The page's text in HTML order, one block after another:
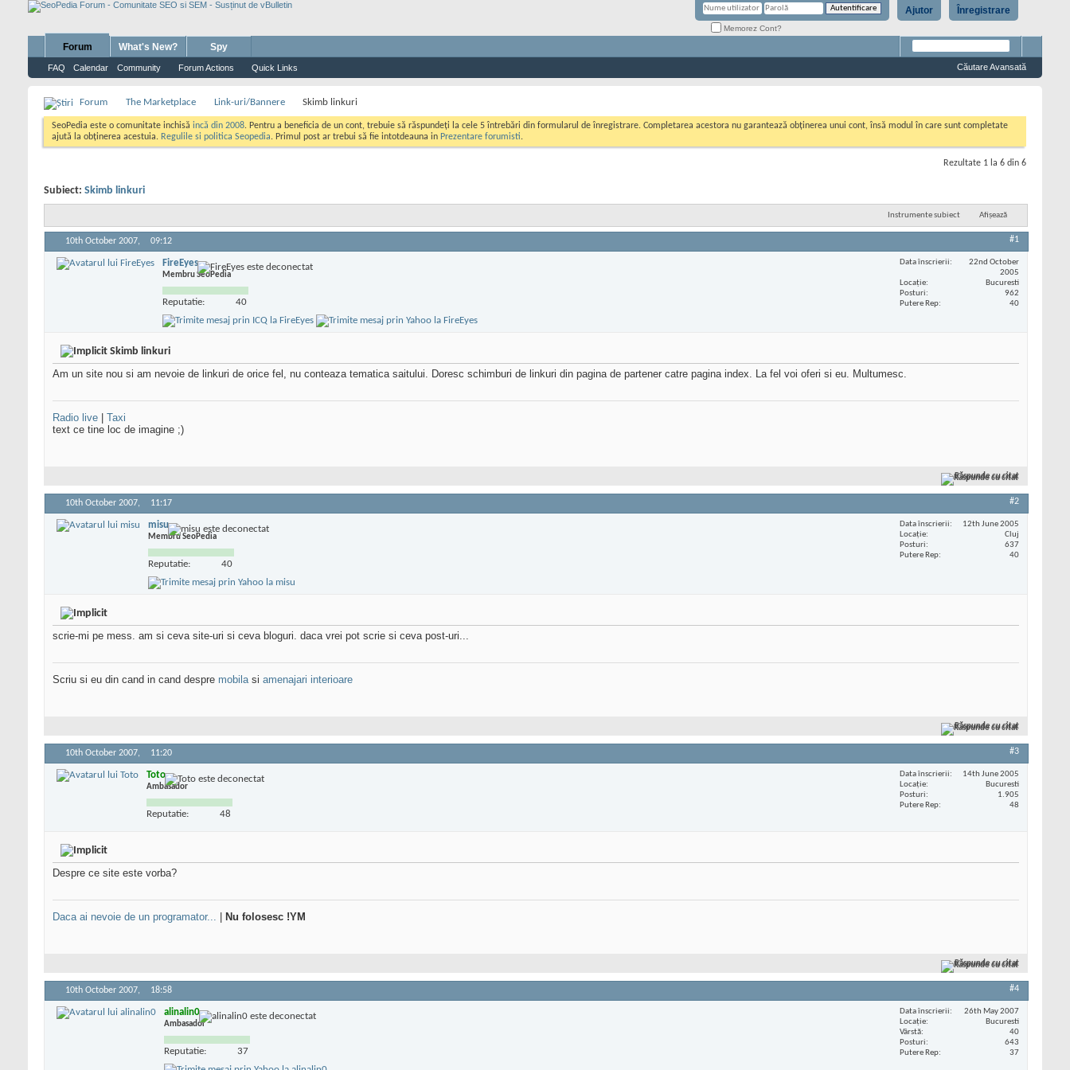
Înregistrare
Ajutor
Memorez Cont?
Forum
FAQ Calendar Community Forum Actions Quick Links
What's New? Spy
Căutare Avansată
Forum The Marketplace Link-uri/Bannere Skimb linkuri
SeoPedia este o comunitate inchisă incă din 2008. Pentru a beneficia de un cont, trebuie să răspundeți la cele 5 întrebări din formularul de înregistrare. Completarea acestora nu garantează obținerea unui cont, însă modul în care sunt completate
ajută la obținerea acestuia. Regulile si politica Seopedia. Primul post ar trebui să fie intotdeauna in Prezentare forumisti.
Rezultate 1 la 6 din 6
Subiect: Skimb linkuri
Instrumente subiect Afișează
10th October 2007, 09:12 #1
FireEyes
Membru SeoPedia
Reputatie: 40
Data înscrierii
22nd October
2005
Locaţie
Bucuresti
Posturi
962
Putere Rep
40
Skimb linkuri
Am un site nou si am nevoie de linkuri de orice fel, nu conteaza tematica saitului. Doresc schimburi de linkuri din pagina de partener catre pagina index. La fel voi oferi si eu. Multumesc.
Radio live
Taxi
text ce tine loc de imagine ;)
Răspunde cu citat
10th October 2007, 11:17 #2
misu
Membru SeoPedia
Reputatie: 40
Data înscrierii
12th June 2005
Locaţie
Cluj
Posturi
637
Putere Rep
40
scrie-mi pe mess. am si ceva site-uri si ceva bloguri. daca vrei pot scrie si ceva post-uri...
Scriu si eu din cand in cand despre mobilasi amenajari interioare
Răspunde cu citat
10th October 2007, 11:20 #3
Toto
Ambasador
Reputatie: 48
Data înscrierii
14th June 2005
Locaţie
Bucuresti
Posturi
1.905
Putere Rep
48
Despre ce site este vorba?
Daca ai nevoie de un programator... Nu folosesc !YM
Răspunde cu citat
10th October 2007, 18:58 #4
alinalin0
Ambasador
Reputatie: 37
Data înscrierii
26th May 2007
Locaţie
Bucuresti
Vârstă
40
Posturi
643
Putere Rep
37